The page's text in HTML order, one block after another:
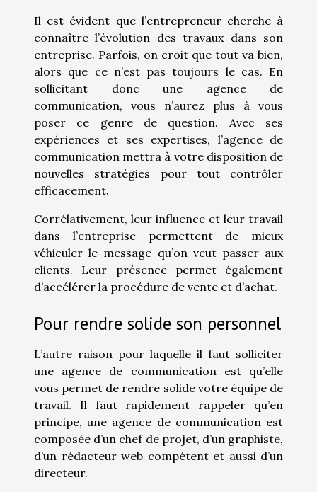
Il est évident que l’entrepreneur cherche à
connaître l’évolution des travaux dans son
entreprise. Parfois, on croit que tout va bien,
alors que ce n’est pas toujours le cas. En
sollicitant donc une agence de
communication, vous n’aurez plus à vous
poser ce genre de question. Avec ses
expériences et ses expertises, l’agence de
communication mettra à votre disposition de
nouvelles stratégies pour tout contrôler
efficacement.
Corrélativement, leur influence et leur travail
dans l’entreprise permettent de mieux
véhiculer le message qu’on veut passer aux
clients. Leur présence permet également
d’accélérer la procédure de vente et d’achat.
Pour rendre solide son personnel
L’autre raison pour laquelle il faut solliciter
une agence de communication est qu’elle
vous permet de rendre solide votre équipe de
travail. Il faut rapidement rappeler qu’en
principe, une agence de communication est
composée d’un chef de projet, d’un graphiste,
d’un rédacteur web compétent et aussi d’un
directeur.